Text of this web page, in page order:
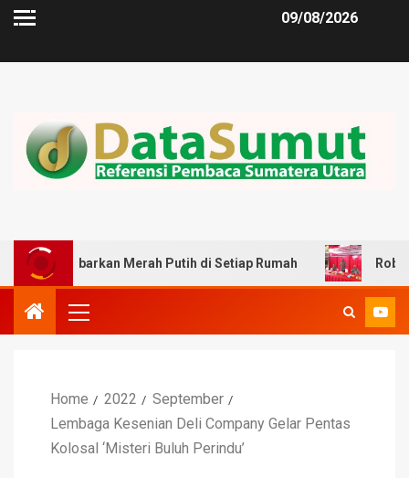
09/08/2026
Merah Putih di Setiap Rumah Robi Barus :
Home 2022
September
Lembaga Kesenian Deli Company Gelar Pentas
Kolosal ‘Misteri Buluh Perindu’